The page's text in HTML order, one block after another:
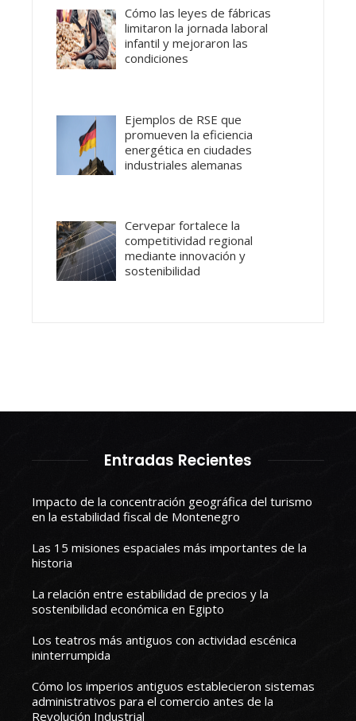
Cómo las leyes de fábricas
limitaron la jornada laboral
infantil y mejoraron las
condiciones
Ejemplos de RSE que
promueven la eficiencia
energética en ciudades
industriales alemanas
Cervepar fortalece la
competitividad regional
mediante innovación y
sostenibilidad
Entradas Recientes
Impacto de la concentración geográfica del turismo
en la estabilidad fiscal de Montenegro
Las 15 misiones espaciales más importantes de la
historia
La relación entre estabilidad de precios y la
sostenibilidad económica en Egipto
Los teatros más antiguos con actividad escénica
ininterrumpida
Cómo los imperios antiguos establecieron sistemas
administrativos para el comercio antes de la
Revolución Industrial